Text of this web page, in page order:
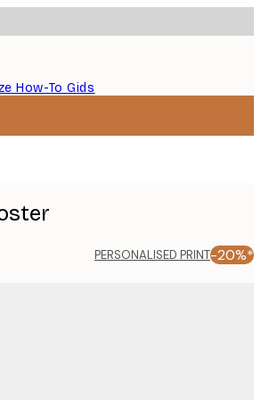
How-To Gids
PERSONALISED PRINT-20%*